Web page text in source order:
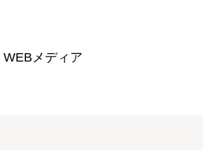
WEBメディア